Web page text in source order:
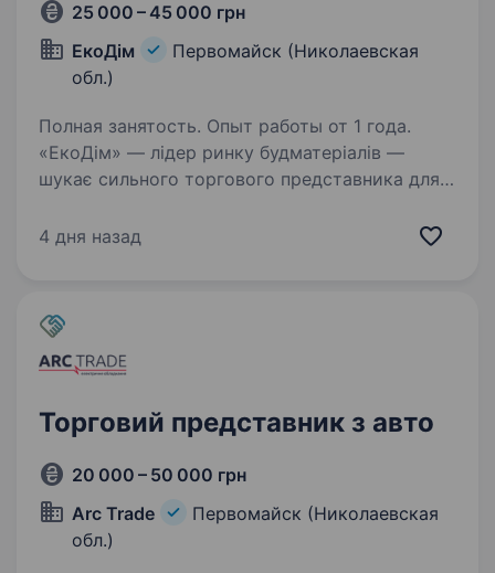
25 000 – 45 000 грн
ЕкоДім
Первомайск (Николаевская
обл.)
Полная занятость. Опыт работы от 1 года.
«ЕкоДім» — лідер ринку будматеріалів —
шукає сильного торгового представника для
областях. Що по грошах: 25 000 — 45 000 грн і
4 дня назад
Торговий представник з авто
20 000 – 50 000 грн
Arc Trade
Первомайск (Николаевская
обл.)